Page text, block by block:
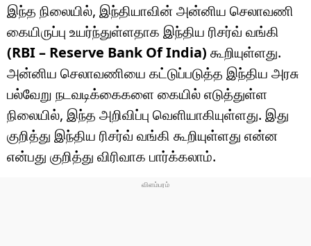
இந்த நிலையில், இந்தியாவின் அன்னிய செலாவணி
கையிருப்பு உயர்ந்துள்ளதாக இந்திய ரிசர்வ் வங்கி
(RBI – Reserve Bank Of India) கூறியுள்ளது.
அன்னிய செலாவணியை கட்டுப்படுத்த இந்திய அரசு
பல்வேறு நடவடிக்கைகளை கையில் எடுத்துள்ள
நிலையில், இந்த அறிவிப்பு வெளியாகியுள்ளது. இது
குறித்து இந்திய ரிசர்வ் வங்கி கூறியுள்ளது என்ன
என்பது குறித்து விரிவாக பார்க்கலாம்.